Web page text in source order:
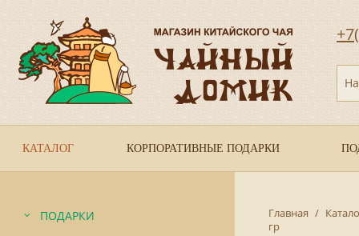
КАТАЛОГ КОРПОРАТИВНЫЕ ПОДАРКИ
ПОДАРКИ
Главная /
гр